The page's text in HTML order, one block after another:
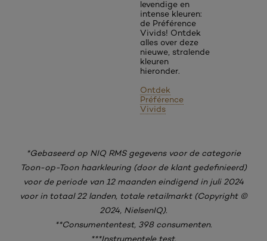
levendige en
intense kleuren:
de Préférence
Vivids! Ontdek
alles over deze
nieuwe, stralende
kleuren
hieronder.
Ontdek
Préférence
Vivids
*Gebaseerd op NIQ RMS gegevens voor de categorie
Toon-op-Toon haarkleuring (door de klant gedefinieerd)
voor de periode van 12 maanden eindigend in juli 2024
voor in totaal 22 landen, totale retailmarkt (Copyright ©
2024, NielsenIQ).
**Consumententest, 398 consumenten.
***Instrumentele test.